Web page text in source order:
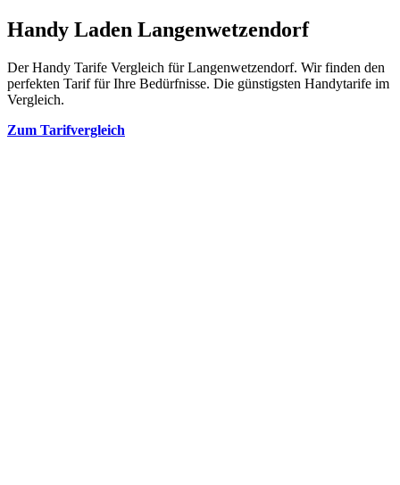
Handy Laden Langenwetzendorf
Der Handy Tarife Vergleich für Langenwetzendorf. Wir finden den
perfekten Tarif für Ihre Bedürfnisse. Die günstigsten Handytarife im
Vergleich.
Zum Tarifvergleich